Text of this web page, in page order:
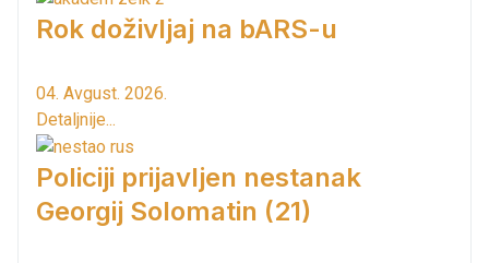
Rok doživljaj na bARS-u
04. Avgust. 2026.
Detaljnije...
Policiji prijavljen nestanak
Georgij Solomatin (21)